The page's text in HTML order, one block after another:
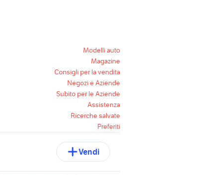
Modelli auto
Magazine
Consigli per la vendita
Negozi e Aziende
Subito per le Aziende
Assistenza
Ricerche salvate
Preferiti
Vendi